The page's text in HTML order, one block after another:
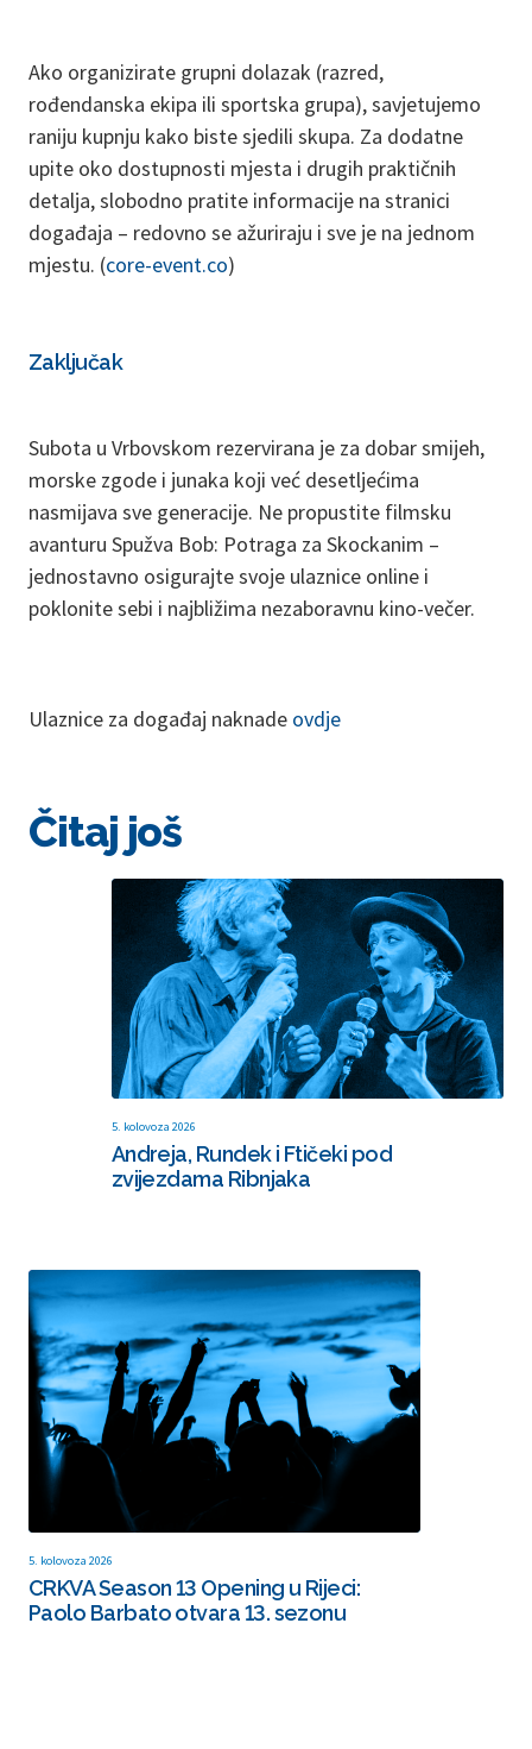
Ako organizirate grupni dolazak (razred,
rođendanska ekipa ili sportska grupa), savjetujemo
raniju kupnju kako biste sjedili skupa. Za dodatne
upite oko dostupnosti mjesta i drugih praktičnih
detalja, slobodno pratite informacije na stranici
događaja – redovno se ažuriraju i sve je na jednom
mjestu. (core-event.co)
Zaključak
Subota u Vrbovskom rezervirana je za dobar smijeh,
morske zgode i junaka koji već desetljećima
nasmijava sve generacije. Ne propustite filmsku
avanturu Spužva Bob: Potraga za Skockanim –
jednostavno osigurajte svoje ulaznice online i
poklonite sebi i najbližima nezaboravnu kino-večer.
Ulaznice za događaj naknade ovdje
Čitaj još
5. kolovoza 2026
Andreja, Rundek i Ftičeki pod
zvijezdama Ribnjaka
5. kolovoza 2026
CRKVA Season 13 Opening u Rijeci:
Paolo Barbato otvara 13. sezonu